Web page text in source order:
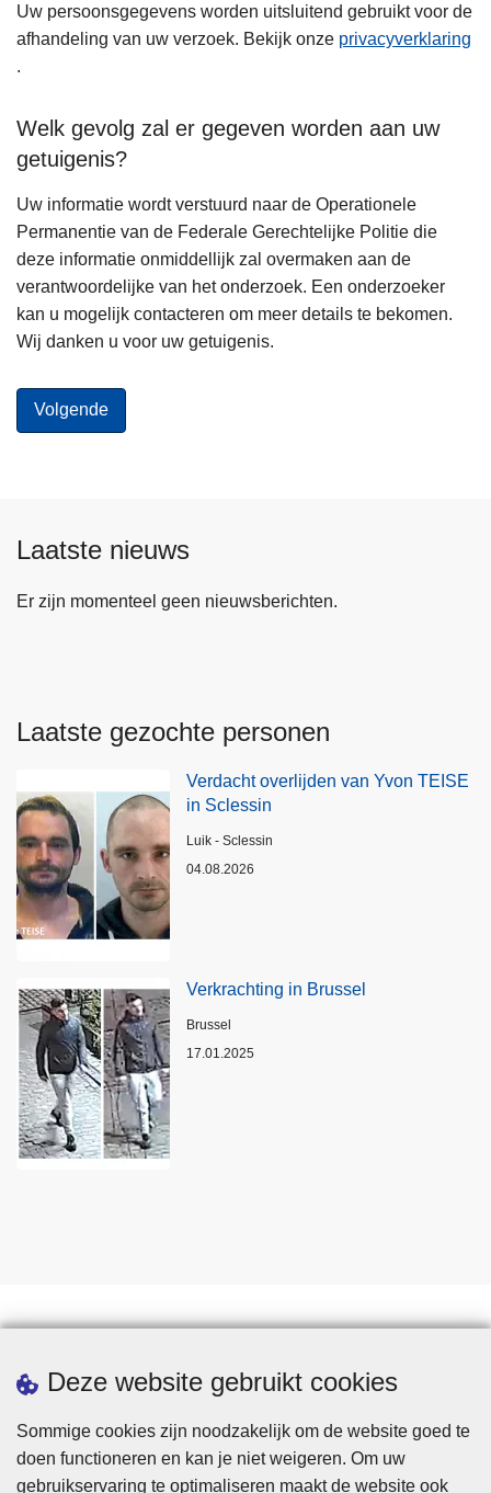
Deze website gebruikt cookies
Sommige cookies zijn noodzakelijk om de website goed te
doen functioneren en kan je niet weigeren. Om uw
gebruikservaring te optimaliseren maakt de website ook
Uw persoonsgegevens worden uitsluitend gebruikt voor de
afhandeling van uw verzoek. Bekijk onze privacyverklaring
.
Welk gevolg zal er gegeven worden aan uw
getuigenis?
Uw informatie wordt verstuurd naar de Operationele
Permanentie van de Federale Gerechtelijke Politie die
deze informatie onmiddellijk zal overmaken aan de
verantwoordelijke van het onderzoek. Een onderzoeker
kan u mogelijk contacteren om meer details te bekomen.
Wij danken u voor uw getuigenis.
Laatste nieuws
Er zijn momenteel geen nieuwsberichten.
Laatste gezochte personen
Verdacht overlijden van Yvon TEISE
in Sclessin
Plaats
Luik - Sclessin
04.08.2026
Verkrachting in Brussel
Plaats
Brussel
17.01.2025